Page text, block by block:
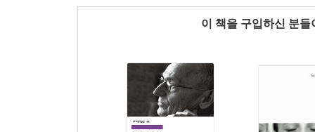
이 책을 구입하신 분